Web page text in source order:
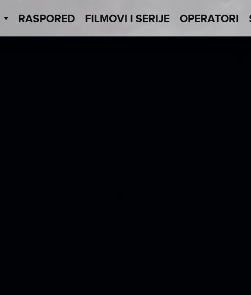
RASPORED FILMOVI I SERIJE OPERATORI